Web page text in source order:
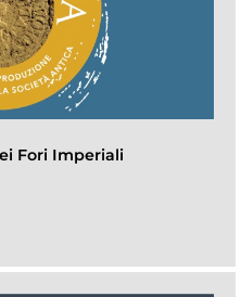
Fori Imperiali